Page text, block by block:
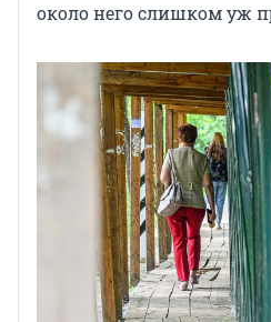
около него слишком уж